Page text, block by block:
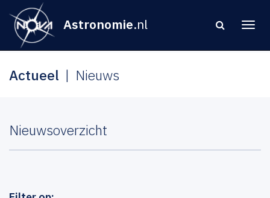
Astronomie.nl
Actueel Nieuws
Nieuwsoverzicht